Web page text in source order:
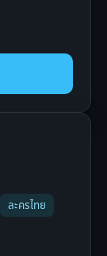
ละครไทย